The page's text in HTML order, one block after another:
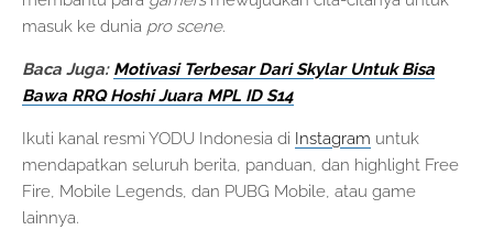
masuk ke dunia pro scene.
Baca Juga: Motivasi Terbesar Dari Skylar Untuk Bisa
Bawa RRQ Hoshi Juara MPL ID S14
Ikuti kanal resmi YODU Indonesia di Instagram untuk
mendapatkan seluruh berita, panduan, dan highlight Free
Fire, Mobile Legends, dan PUBG Mobile, atau game
lainnya.